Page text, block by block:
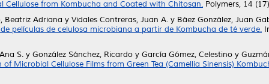
from Kombucha and Coated with Chitosan. Polymers, 14
Beatriz Adriana y Vidales Contreras, Juan A. y Báez González, Juan
películas de celulosa microbiana a partir de Kombucha de té verde.
S. y González Sánchez, Ricardo y García Gómez, Celestino y
of Microbial Cellulose Films from Green Tea (Camellia Sinensis)